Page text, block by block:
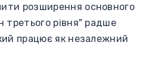
розширення основного
третього рівня" радше
працює як незалежний